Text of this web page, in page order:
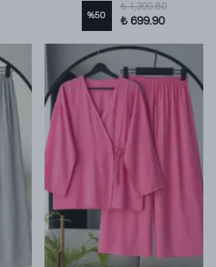
%50
₺ 1,399.80
₺ 699.90